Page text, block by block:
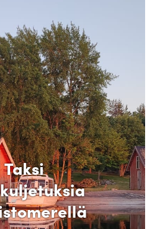
Taksi